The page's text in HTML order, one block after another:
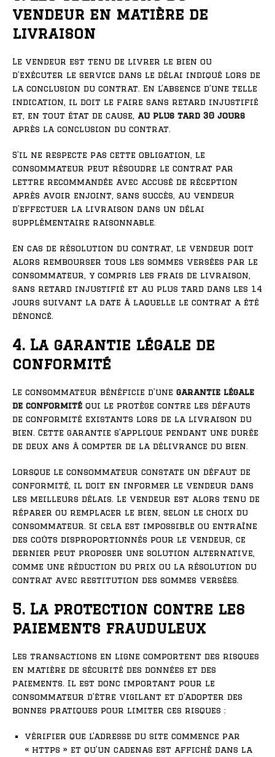
vendeur en matière de
livraison
Le vendeur est tenu de livrer le bien ou
d’exécuter le service dans le délai indiqué lors de
la conclusion du contrat. En l’absence d’une telle
indication, il doit le faire sans retard injustifié
et, en tout état de cause, au plus tard 30 jours
après la conclusion du contrat.
S’il ne respecte pas cette obligation, le
consommateur peut résoudre le contrat par
lettre recommandée avec accusé de réception
après avoir enjoint, sans succès, au vendeur
d’effectuer la livraison dans un délai
supplémentaire raisonnable.
En cas de résolution du contrat, le vendeur doit
alors rembourser tous les sommes versées par le
consommateur, y compris les frais de livraison,
sans retard injustifié et au plus tard dans les 14
jours suivant la date à laquelle le contrat a été
dénoncé.
4. La garantie légale de
conformité
Le consommateur bénéficie d’une garantie légale
de conformité qui le protège contre les défauts
de conformité existants lors de la livraison du
bien. Cette garantie s’applique pendant une durée
de deux ans à compter de la délivrance du bien.
Lorsque le consommateur constate un défaut de
conformité, il doit en informer le vendeur dans
les meilleurs délais. Le vendeur est alors tenu de
réparer ou remplacer le bien, selon le choix du
consommateur. Si cela est impossible ou entraîne
des coûts disproportionnés pour le vendeur, ce
dernier peut proposer une solution alternative,
comme une réduction du prix ou la résolution du
contrat avec restitution des sommes versées.
5. La protection contre les
paiements frauduleux
Les transactions en ligne comportent des risques
en matière de sécurité des données et des
paiements. Il est donc important pour le
consommateur d’être vigilant et d’adopter des
bonnes pratiques pour limiter ces risques :
vérifier que l’adresse du site commence par
« https » et qu’un cadenas est affiché dans la